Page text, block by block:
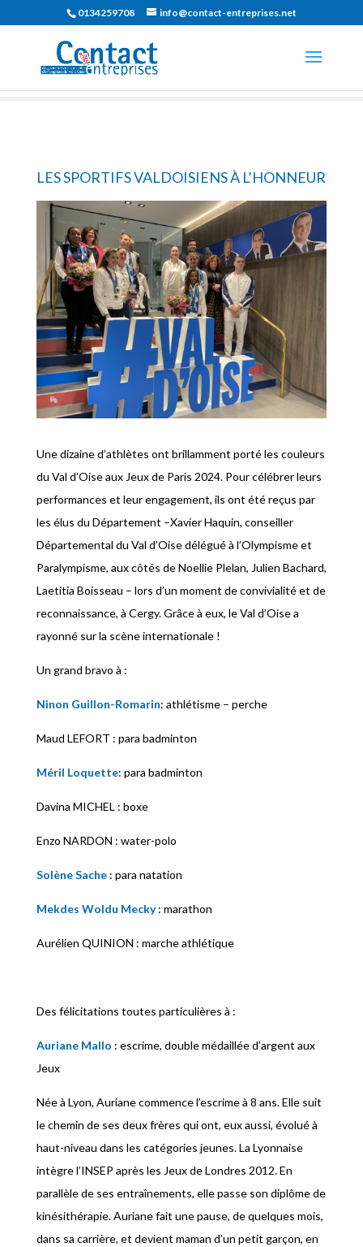
0134259708 info@contact-entreprises.net
LES SPORTIFS VALDOISIENS À L’HONNEUR
Une dizaine d’athlètes ont brillamment porté les couleurs
du Val d’Oise aux Jeux de Paris 2024. Pour célébrer leurs
performances et leur engagement, ils ont été reçus par
les élus du Département –Xavier Haquin, conseiller
Départemental du Val d’Oise délégué à l’Olympisme et
Paralympisme, aux côtés de Noellie Plelan, Julien Bachard,
Laetitia Boisseau – lors d’un moment de convivialité et de
reconnaissance, à Cergy. Grâce à eux, le Val d’Oise a
rayonné sur la scène internationale !
Un grand bravo à :
Ninon Guillon-Romarin: athlétisme – perche
Maud LEFORT : para badminton
Méril Loquette: para badminton
Davina MICHEL : boxe
Enzo NARDON : water-polo
Solène Sache: para natation
Mekdes Woldu Mecky: marathon
Aurélien QUINION : marche athlétique
Des félicitations toutes particulières à :
Auriane Mallo : escrime, double médaillée d’argent aux
Jeux
Née à Lyon, Auriane commence l’escrime à 8 ans. Elle suit
le chemin de ses deux frères qui ont, eux aussi, évolué à
haut-niveau dans les catégories jeunes. La Lyonnaise
intègre l’INSEP après les Jeux de Londres 2012. En
parallèle de ses entraînements, elle passe son diplôme de
kinésithérapie. Auriane fait une pause, de quelques mois,
dans sa carrière, et devient maman d’un petit garçon, en